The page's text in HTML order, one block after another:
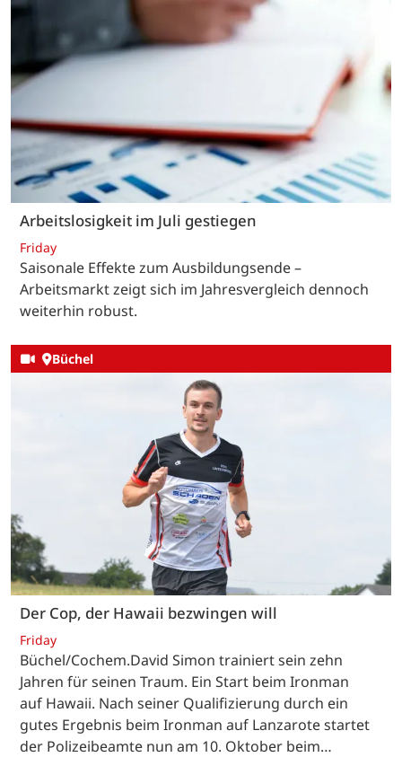
Arbeitslosigkeit im Juli gestiegen
Friday
Saisonale Effekte zum Ausbildungsende –
Arbeitsmarkt zeigt sich im Jahresvergleich dennoch
weiterhin robust.
Büchel
Der Cop, der Hawaii bezwingen will
Friday
Büchel/Cochem.David Simon trainiert sein zehn
Jahren für seinen Traum. Ein Start beim Ironman
auf Hawaii. Nach seiner Qualifizierung durch ein
gutes Ergebnis beim Ironman auf Lanzarote startet
der Polizeibeamte nun am 10. Oktober beim…